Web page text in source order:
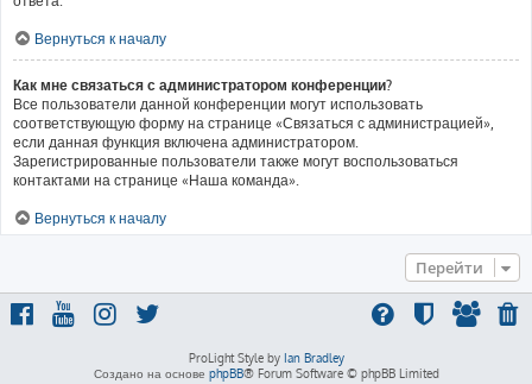
Вернуться к началу
Как мне связаться с администратором конференции?
Все пользователи данной конференции могут использовать
соответствующую форму на странице «Связаться с администрацией»,
если данная функция включена администратором.
Зарегистрированные пользователи также могут воспользоваться
контактами на странице «Наша команда».
Вернуться к началу
Перейти
ProLight Style by Ian Bradley
Создано на основе phpBB® Forum Software © phpBB Limited